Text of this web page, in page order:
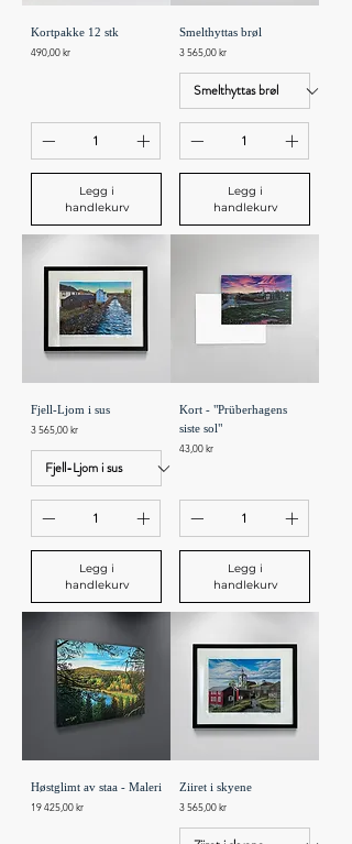
Kortpakke 12 stk
Pris
490,00 kr
Legg i
handlekurv
Smelthyttas brøl
Pris
3 565,00 kr
Legg i
handlekurv
Fjell-Ljom i sus
Pris
3 565,00 kr
Legg i
handlekurv
Kort - "Prüberhagens
siste sol"
Pris
43,00 kr
Legg i
handlekurv
Høstglimt av staa - Maleri
Pris
19 425,00 kr
Ziiret i skyene
Pris
3 565,00 kr